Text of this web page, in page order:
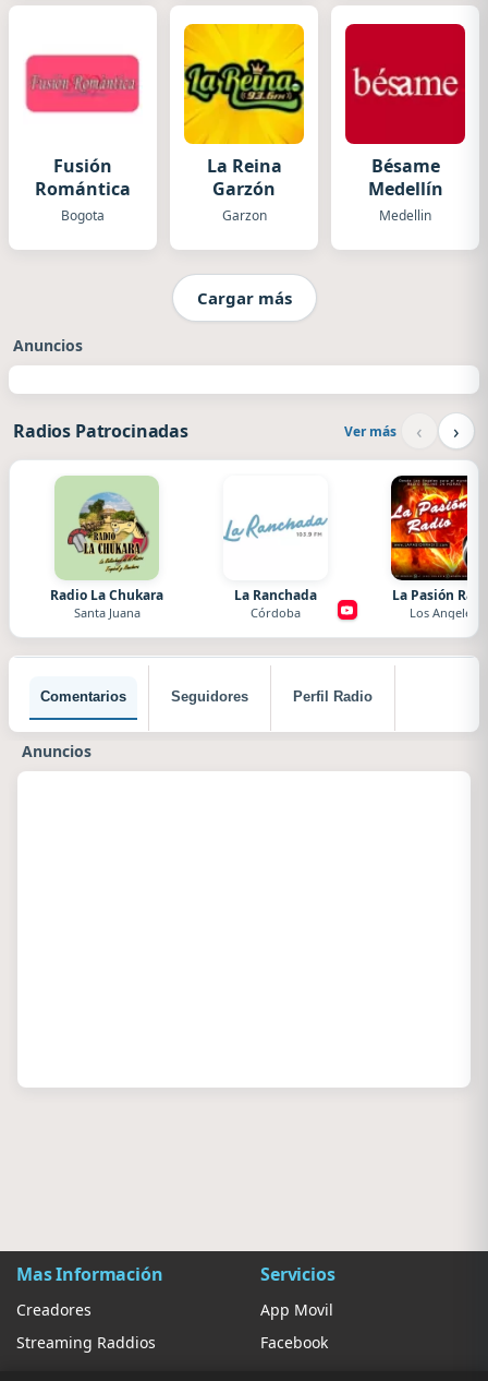
Fusión
Romántica
Bogota
La Reina
Garzón
Garzon
Bésame
Medellín
Medellin
Cargar más
Anuncios
Radios Patrocinadas Ver más ‹ ›
Radio La Chukara
Santa Juana
La Ranchada
Córdoba
La Pasión
Los Angeles
Comentarios Seguidores Perfil Radio
Anuncios
Mas Información
Creadores
Streaming Raddios
Servicios
App Movil
Facebook